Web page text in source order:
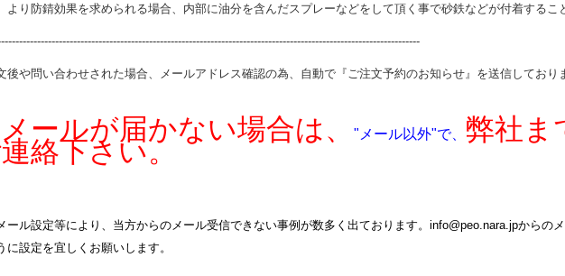
より防錆効果を求められる場合、内部に油分を含んだスプレーなどをして頂く事で砂鉄などが付着するこ
後や問い合わせされた場合、メールアドレス確認の為、自動で『ご注文予約のお知らせ』を送信しており
ールが届かない場合は、 "メール以外"で、 弊社ま
絡下さい。
ール設定等により、当方からのメール受信できない事例が数多く出ております。info@peo.nara.jpからの
に設定を宜しくお願いします。